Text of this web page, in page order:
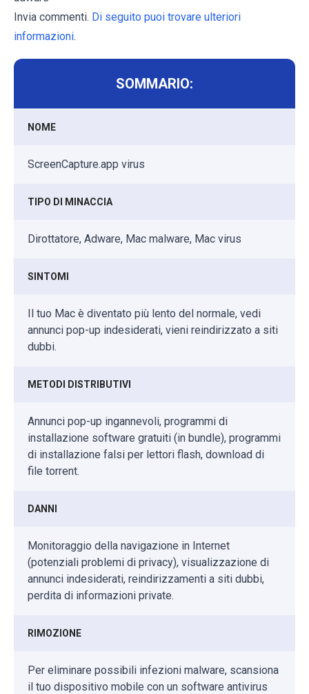
Invia commenti. Di seguito puoi trovare ulteriori
informazioni.
SOMMARIO:
NOME
ScreenCapture.app virus
TIPO DI MINACCIA
Dirottatore, Adware, Mac malware, Mac virus
SINTOMI
Il tuo Mac è diventato più lento del normale, vedi
annunci pop-up indesiderati, vieni reindirizzato a siti
dubbi.
METODI DISTRIBUTIVI
Annunci pop-up ingannevoli, programmi di
installazione software gratuiti (in bundle), programmi
di installazione falsi per lettori flash, download di
file torrent.
DANNI
Monitoraggio della navigazione in Internet
(potenziali problemi di privacy), visualizzazione di
annunci indesiderati, reindirizzamenti a siti dubbi,
perdita di informazioni private.
RIMOZIONE
Per eliminare possibili infezioni malware, scansiona
il tuo dispositivo mobile con un software antivirus